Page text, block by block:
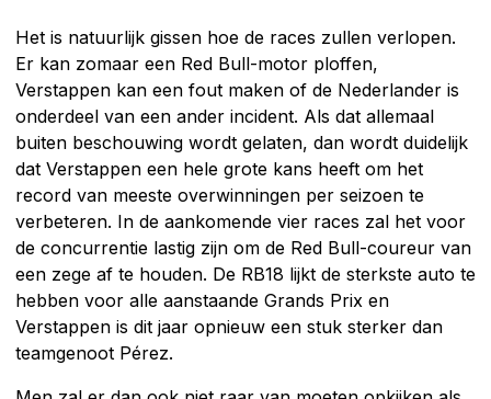
Het is natuurlijk gissen hoe de races zullen verlopen.
Er kan zomaar een Red Bull-motor ploffen,
Verstappen kan een fout maken of de Nederlander is
onderdeel van een ander incident. Als dat allemaal
buiten beschouwing wordt gelaten, dan wordt duidelijk
dat Verstappen een hele grote kans heeft om het
record van meeste overwinningen per seizoen te
verbeteren. In de aankomende vier races zal het voor
de concurrentie lastig zijn om de Red Bull-coureur van
een zege af te houden. De RB18 lijkt de sterkste auto te
hebben voor alle aanstaande Grands Prix en
Verstappen is dit jaar opnieuw een stuk sterker dan
teamgenoot Pérez.